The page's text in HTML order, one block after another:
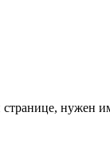
странице,